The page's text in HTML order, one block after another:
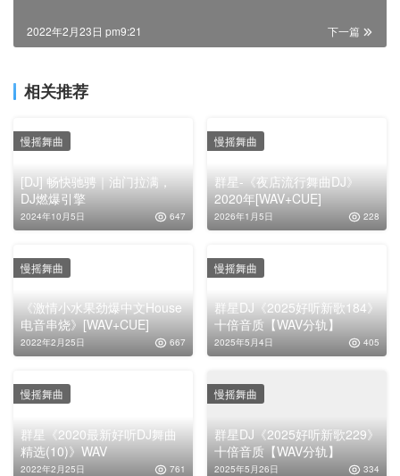
下一篇
2022年2月23日 pm9:21
相关推荐
[DJ] 畅快驰骋｜油门拉满，
DJ燃爆引擎
2024年10月5日 647
慢摇舞曲
群星-《夜店流行舞曲DJ》
2020年[WAV+CUE]
2026年1月5日 228
慢摇舞曲
《激情小水果劲爆中文House
电音串烧》[WAV+CUE]
2022年2月25日 667
慢摇舞曲
群星DJ《2025好听新歌184》
十倍音质【WAV分轨】
2025年5月4日 405
慢摇舞曲
群星《2020最新好听DJ舞曲
精选(10)》WAV
2022年2月25日 761
慢摇舞曲
群星DJ《2025好听新歌229》
十倍音质【WAV分轨】
2025年5月26日 334
慢摇舞曲